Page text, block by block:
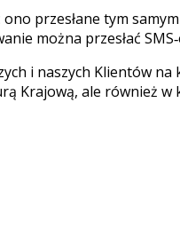
przesłane tym
można przesłać
i naszych Klientów
Krajową, ale również w